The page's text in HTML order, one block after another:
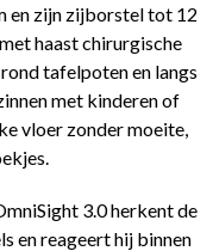
en zijn zijborstel tot 12
haast chirurgische
tafelpoten en langs
met kinderen of
vloer zonder moeite,
3.0 herkent de
en reageert hij binnen